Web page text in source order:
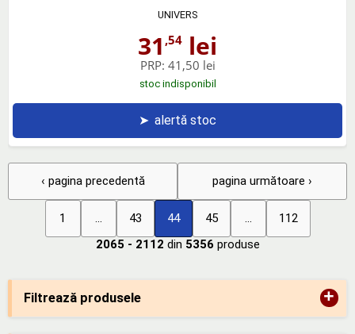
Filtrează produsele +
UNIVERS
31 ,54 lei
PRP: 41,50 lei
stoc indisponibil
➤ alertă stoc
‹ pagina precedentă
1 43 44 45 112
pagina următoare ›
2065 - 2112 din 5356 produse